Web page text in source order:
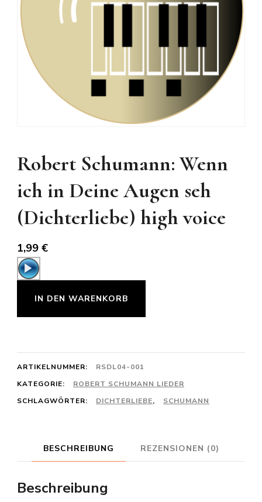
Robert Schumann: Wenn
ich in Deine Augen seh
(Dichterliebe) high voice
1,99 €
Audio-
Player
in
Deine
Augen
(Dichterliebe)
high
voice
IN DEN WARENKORB
ARTIKELNUMMER:
RSDL04-001
KATEGORIE:
ROBERT SCHUMANN LIEDER
SCHLAGWÖRTER:
DICHTERLIEBE, SCHUMANN
BESCHREIBUNG REZENSIONEN (0)
Beschreibung